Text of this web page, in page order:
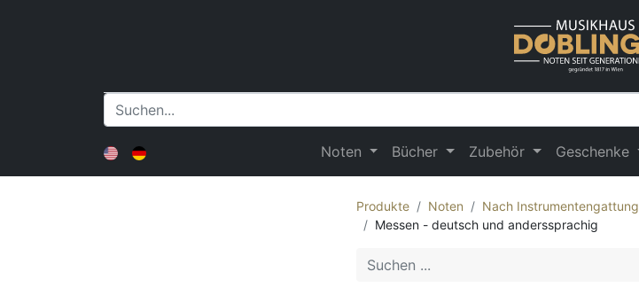
Noten Bücher Zubehör Geschenke
Produkte Noten Nach Instrumentengattung
Messen - deutsch und anderssprachig